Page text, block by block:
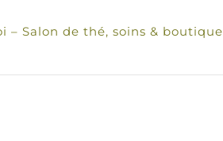
– Salon de thé, soins & boutique